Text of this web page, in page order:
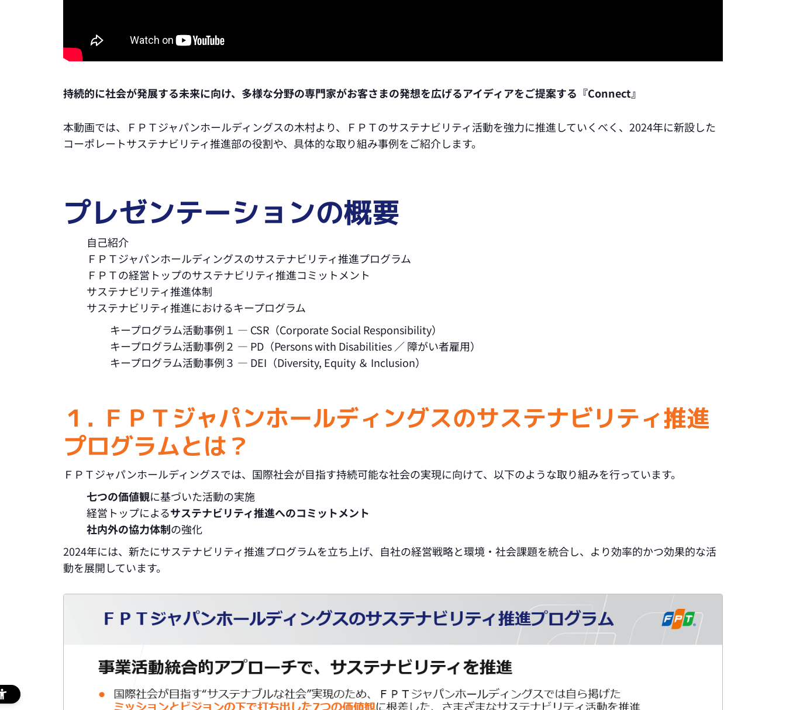
持続的に社会が発展する未来に向け、多様な分野の専門家がお客さまの発想を広げるアイディアをご提案する『Connect』
本動画では、ＦＰＴジャパンホールディングスの木村より、ＦＰＴのサステナビリティ活動を強力に推進していくべく、2024年に新設した
コーポレートサステナビリティ推進部の役割や、具体的な取り組み事例をご紹介します。
プレゼンテーションの概要
自己紹介
ＦＰＴジャパンホールディングスのサステナビリティ推進プログラム
ＦＰＴの経営トップのサステナビリティ推進コミットメント
サステナビリティ推進体制
サステナビリティ推進におけるキープログラム
キープログラム活動事例１ ― CSR（Corporate Social Responsibility）
キープログラム活動事例２ ― PD（Persons with Disabilities ／ 障がい者雇用）
キープログラム活動事例３ ― DEI（Diversity, Equity ＆ Inclusion）
１. ＦＰＴジャパンホールディングスのサステナビリティ推進
プログラムとは？
ＦＰＴジャパンホールディングスでは、国際社会が目指す持続可能な社会の実現に向けて、以下のような取り組みを行っています。
七つの価値観に基づいた活動の実施
経営トップによるサステナビリティ推進へのコミットメント
社内外の協力体制の強化
2024年には、新たにサステナビリティ推進プログラムを立ち上げ、自社の経営戦略と環境・社会課題を統合し、より効率的かつ効果的な活
動を展開しています。